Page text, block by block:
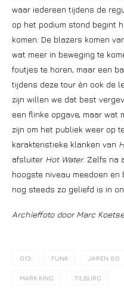
waar iedereen tijdens de
op het podium stond begint
komen. De blazers komen
wat meer in beweging te
foutjes te horen, maar een
tijdens deze tour èn ook de
zijn willen we dat best
een flinke opgave, maar wat
zijn om het publiek weer op
karakteristieke klanken van
afsluiter Hot Water. Zelfs na
hoogste niveau meedoen en
nog steeds zo geliefd is in
Archieffoto door Marc
013 FUNK JAREN 80
MARK KING TILBURG